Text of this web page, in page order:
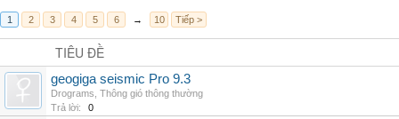
1 2 3 4 5 6 → 10 Tiếp >
TIÊU ĐỀ
geogiga seismic Pro 9.3
Drograms Thông gió thông thường
Trả lời:
0